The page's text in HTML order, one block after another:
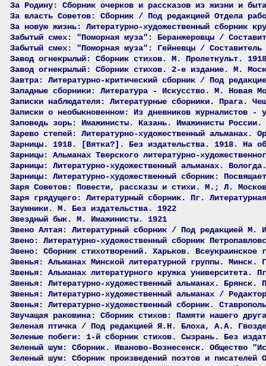
За Родину: Сборник очерков и рассказов из жизни и
За власть Советов: Сборник / Под редакцией Отдела
За новую жизнь: Литературно-художественный сборник
Забытый смех: "Поморная муза": Беранжеровцы /
Забытый смех: "Поморная муза": Гейневцы /
Завод огнекрылый: Сборник стихов. М. Пролеткульт. 1918
Завод огнекрылый: Сборник стихов. 2-е издание. М.
Завтра: Литературно-критический сборник / Под
Западные сборники: Литература - Искусство. М. Новая
Записки наблюдателя: Литературные сборники. Прага.
Записки о необыкновенном: Из дневников
Заповедь зорь: Имажинисты. Казань. Имажинисты России.
Зарево степей: Литературно-художественный альманах.
Зарницы. 1918. [Вятка?]. Без издательства. 1918. На
Зарницы: Альманах Тверского литературно-
Зарницы: Литературно-художественный альманах.
Зарницы: Литературно-художественный сборник:
Заря Советов: Повести, рассказы и стихи. М.; Л.
Заря грядущего: Литературный сборник. Пг.
Заумники. М. Без издательства. 1922
Звездный бык. М. Имажинисты. 1921
Звено Алтая: Литературный сборник / Под редакцией М.
Звено: Литературно-художественный сборник
Звено: Сборник стихотворений. Харьков. Всеукраинское
Звенья: Альманах Минской литературной группы. Минск.
Звенья: Альманах литературного кружка университета.
Звенья: Литературно-художественный альманах. Брянск.
Звенья: Литературно-художественный альманах /
Звенья: Литературно-художественный сборник.
Звучащая раковина: Сборник стихов: Памяти нашего
Зеленая птичка / Под редакцией Я.Н. Блоха, А.А.
Зеленые побеги: 1-й сборник стихов. Сызрань. Без
Зеленый шум: Сборник. Иваново-Вознесенск. Общество
Зеленый шум: Сборник произведений поэтов и писателей